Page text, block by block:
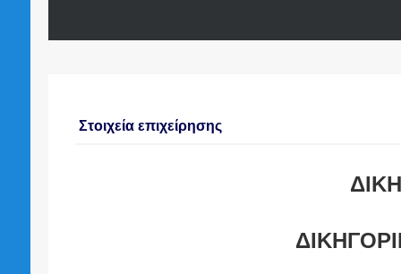
Στοιχεία επιχείρησης